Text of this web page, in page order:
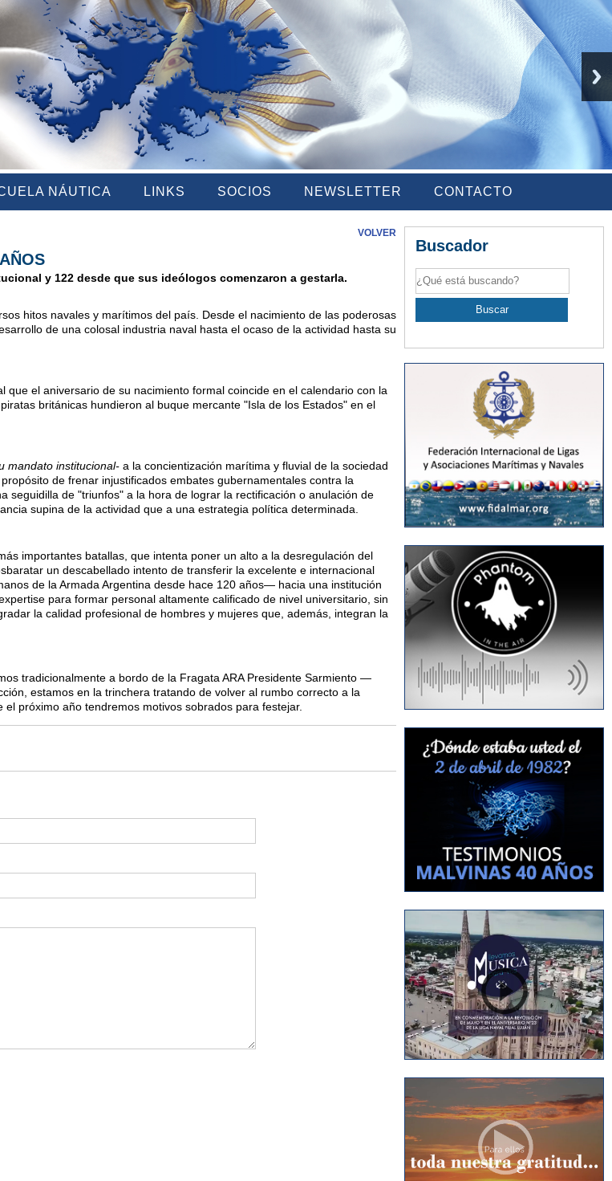
NÁUTICA LINKS SOCIOS NEWSLETTER CONTACTO
VOLVER
y 122 desde que sus ideólogos comenzaron a gestarla.
hitos navales y marítimos del país. Desde el nacimiento de las poderosas
de una colosal industria naval hasta el ocaso de la actividad hasta su
el aniversario de su nacimiento formal coincide en el calendario con la
británicas hundieron al buque mercante "Isla de los Estados" en el
mandato institucional-a la concientización marítima y fluvial de la sociedad
de frenar injustificados embates gubernamentales contra la
seguidilla de "triunfos" a la hora de lograr la rectificación o anulación de
supina de la actividad que a una estrategia política determinada.
importantes batallas, que intenta poner un alto a la desregulación del
un descabellado intento de transferir la excelente e internacional
de la Armada Argentina desde hace 120 años— hacia una institución
para formar personal altamente calificado de nivel universitario, sin
la calidad profesional de hombres y mujeres que, además, integran la
tradicionalmente a bordo de la Fragata ARA Presidente Sarmiento —
estamos en la trinchera tratando de volver al rumbo correcto a la
próximo año tendremos motivos sobrados para festejar.
Buscador